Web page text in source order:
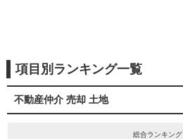
項目別ランキング一覧
不動産仲介 売却 土地
総合ランキング